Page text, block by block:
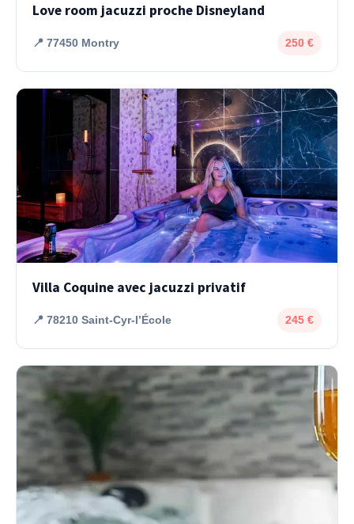
Love room jacuzzi proche Disneyland
📍 77450 Montry 250 €
Villa Coquine avec jacuzzi privatif
📍 78210 Saint-Cyr-lʼÉcole 245 €